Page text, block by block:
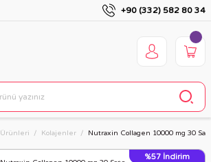
+90 (332) 582 80 34
Kolajenler Nutraxin Collagen 10000 mg 30
%57 İndirim